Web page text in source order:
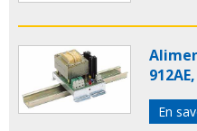
En